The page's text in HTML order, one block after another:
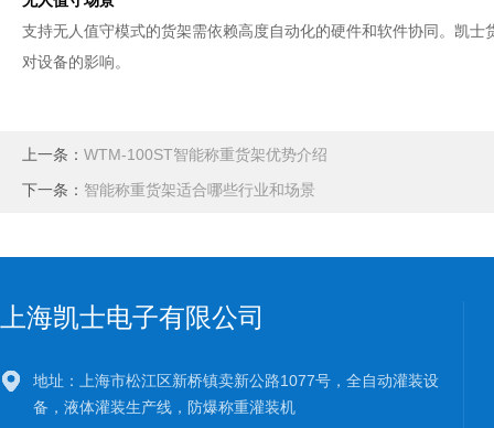
支持无人值守模式的货架需依赖高度自动化的硬件和软件协同。凯
对设备的影响。
上一条： WTM-100ST智能称重货架优势介绍
下一条： 智能称重货架适合哪些行业和场景
上海凯士电子有限公司
地址：上海市松江区新桥镇卖新公路1077号，全自动灌装设
备，液体灌装生产线，防爆称重灌装机